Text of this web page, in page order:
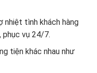
nhiệt tình khách hàng
phục vụ 24/7.
tiện khác nhau như